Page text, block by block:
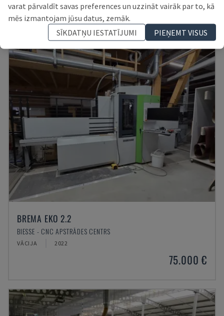
BREMA EKO 2.2
BIESSE - CNC APSTRĀDES CENTRS
VĀCIJA 2022
75.000 €
varat pārvaldīt savas preferences un uzzināt vairāk par to, kā
mēs izmantojam jūsu datus, zemāk.
SĪKDATŅU IESTATĪJUMI
PIEŅEMT VISUS